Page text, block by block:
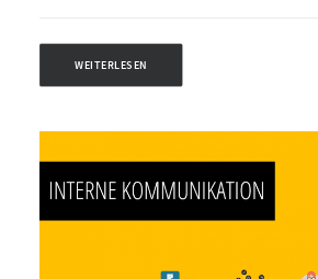
WEITERLESEN